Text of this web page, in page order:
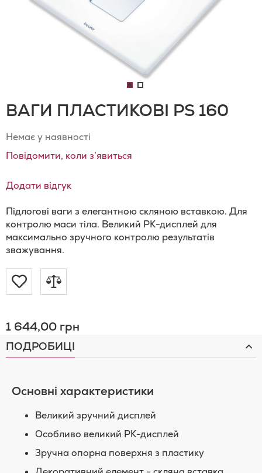
ВАГИ ПЛАСТИКОВІ PS 160
Немає у наявності
Повідомити, коли з’явиться
Додати відгук
Підлогові ваги з елегантною скляною вставкою. Для
контролю маси тіла. Великий РК-дисплей для
максимально зручного контролю результатів
зважування.
Додати
Списку
Бажань
Додати
порівняння
1 644,00 грн
ПОДРОБИЦІ
Основні характеристики
Великий зручний дисплей
Особливо великий РК-дисплей
Зручна опорна поверхня з пластику